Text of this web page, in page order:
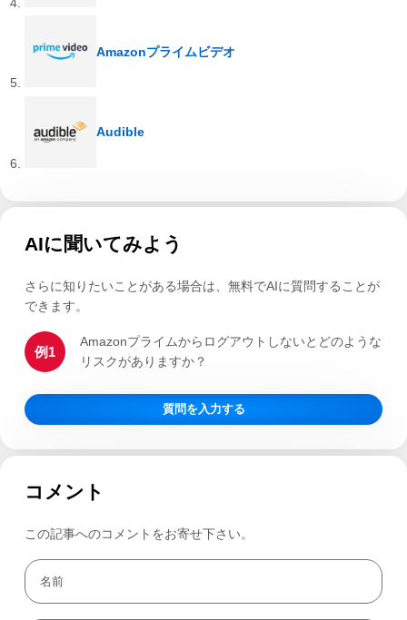
Amazonプライムビデオ
Audible
AIに聞いてみよう
さらに知りたいことがある場合は、無料でAIに質問することが
できます。
例1
Amazonプライムからログアウトしないとどのような
リスクがありますか？
質問を入力する
コメント
この記事へのコメントをお寄せ下さい。